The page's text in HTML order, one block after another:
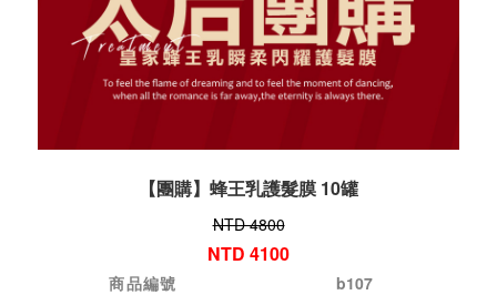
【團購】蜂王乳護髮膜 10罐
NTD 4800
NTD 4100
商品編號 b107